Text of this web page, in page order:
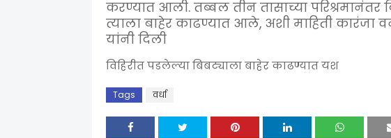
करण्यात आली. तब्बल तीन तासाच्या परिश्रमानंतर
त्याला बाहेर काढण्यात आले, अशी माहिती कारंजा
यांनी दिली
विहिरीत पडलेल्या बिबट्याला बाहेर काढण्यात यश
Tags वर्धा